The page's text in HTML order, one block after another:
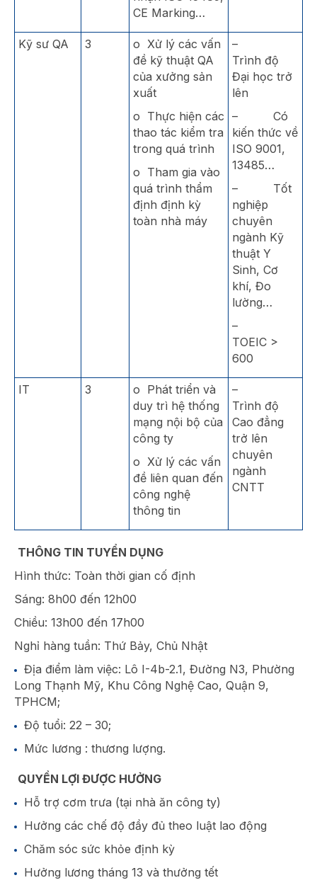
CE Marking…
Kỹ sư QA 3
o Xử lý các vấn
đề kỹ thuật QA
của xưởng sản
xuất
o Thực hiện các
thao tác kiểm tra
trong quá trình
o Tham gia vào
quá trình thẩm
định định kỳ
toàn nhà máy
–
Trình độ
Đại học trở
lên
– Có
kiến thức về
ISO 9001,
13485…
– Tốt
nghiệp
chuyên
ngành Kỹ
thuật Y
Sinh, Cơ
khí, Đo
lường…
–
TOEIC >
600
IT 3
o Phát triển và
duy trì hệ thống
mạng nội bộ của
công ty
o Xử lý các vấn
đề liên quan đến
công nghệ
thông tin
–
Trình độ
Cao đẳng
trở lên
chuyên
ngành
CNTT
THÔNG TIN TUYỂN DỤNG
Hình thức: Toàn thời gian cố định
Sáng: 8h00 đến 12h00
Chiều: 13h00 đến 17h00
Nghỉ hàng tuần: Thứ Bảy, Chủ Nhật
Địa điểm làm việc: Lô I-4b-2.1, Đường N3, Phường
Long Thạnh Mỹ, Khu Công Nghệ Cao, Quận 9,
TPHCM;
Độ tuổi: 22 – 30;
Mức lương : thương lượng.
QUYỀN LỢI ĐƯỢC HƯỞNG
Hỗ trợ cơm trưa (tại nhà ăn công ty)
Hưởng các chế độ đầy đủ theo luật lao động
Chăm sóc sức khỏe định kỳ
Hưởng lương tháng 13 và thưởng tết